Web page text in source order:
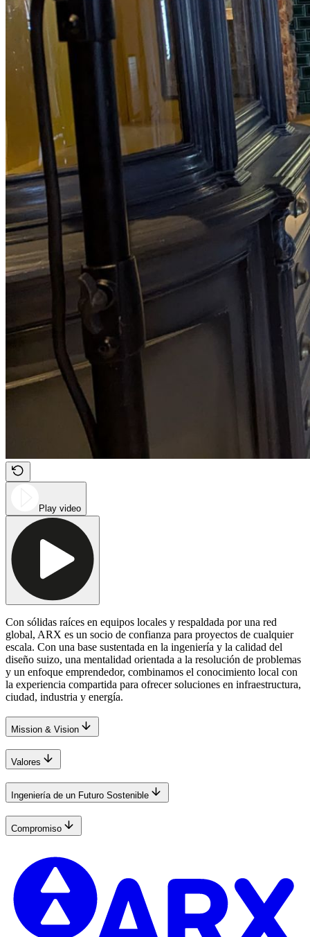
Play video
Con sólidas raíces en equipos locales y respaldada por una red
global, ARX es un socio de confianza para proyectos de cualquier
escala. Con una base sustentada en la ingeniería y la calidad del
diseño suizo, una mentalidad orientada a la resolución de problemas
y un enfoque emprendedor, combinamos el conocimiento local con
la experiencia compartida para ofrecer soluciones en infraestructura,
ciudad, industria y energía.
Mission & Vision
Valores
Ingeniería de un Futuro Sostenible
Compromiso